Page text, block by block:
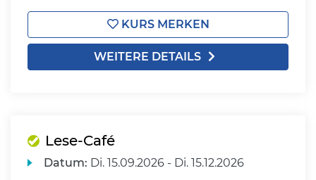
KURS MERKEN
WEITERE DETAILS
Lese-Café
Datum: Di. 15.09.2026 - Di. 15.12.2026